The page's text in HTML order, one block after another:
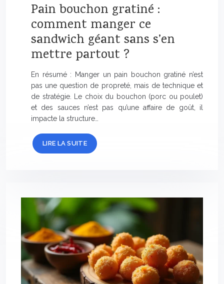
Pain bouchon gratiné :
comment manger ce
sandwich géant sans s’en
mettre partout ?
En résumé : Manger un pain bouchon gratiné n’est
pas une question de propreté, mais de technique et
de stratégie. Le choix du bouchon (porc ou poulet)
et des sauces n’est pas qu’une affaire de goût, il
impacte la structure…
LIRE LA SUITE